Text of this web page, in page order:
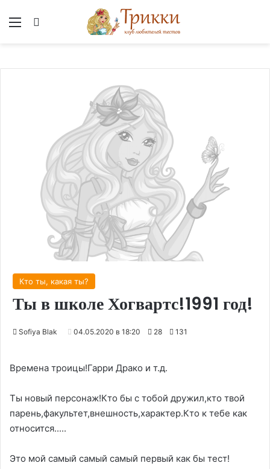
Меню
Кто ты, какая ты?
Ты в школе Хогвартс!1991 год!
Sofiya Blak 04.05.2020 в 18:20 28 131
Времена троицы!Гарри Драко и т.д.
Ты новый персонаж!Кто бы с тобой дружил,кто твой
парень,факультет,внешность,характер.Кто к тебе как
относится.....
Это мой самый самый самый первый как бы тест!